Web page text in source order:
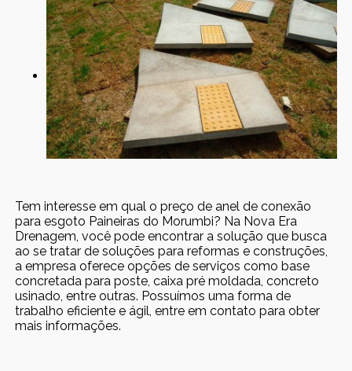
Tem interesse em qual o preço de anel de conexão
para esgoto Paineiras do Morumbi? Na Nova Era
Drenagem, você pode encontrar a solução que busca
ao se tratar de soluções para reformas e construções,
a empresa oferece opções de serviços como base
concretada para poste, caixa pré moldada, concreto
usinado, entre outras. Possuímos uma forma de
trabalho eficiente e ágil, entre em contato para obter
mais informações.